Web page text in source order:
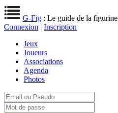
G-Fig : Le guide de la figurine
Connexion | Inscription
Jeux
Joueurs
Associations
Agenda
Photos